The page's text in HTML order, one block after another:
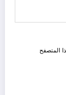
المتصفح